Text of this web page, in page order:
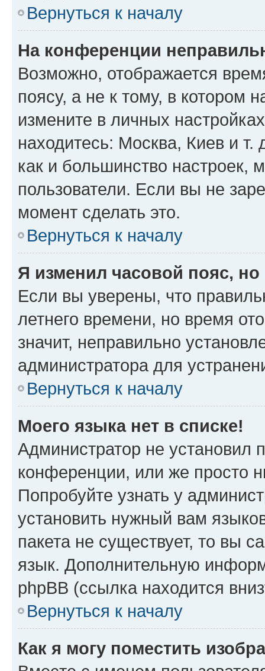
Вернуться к началу
На конференции
Возможно, отображается
поясу, а не к тому, в котором
измените в личных
находитесь: Москва, Киев и т.
как и большинство настроек,
пользователи. Если вы не
момент сделать это.
Вернуться к началу
Я изменил часовой пояс,
Если вы уверены, что
летнего времени, но время
значит, неправильно
администратора для
Вернуться к началу
Моего языка нет в списке!
Администратор не установил
конференции, или же просто
Попробуйте узнать у
установить нужный вам
пакета не существует, то вы
язык. Дополнительную
phpBB (ссылка находится
Вернуться к началу
Как я могу поместить